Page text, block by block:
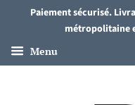
Paiement sécurisé.
métropolitaine
Menu